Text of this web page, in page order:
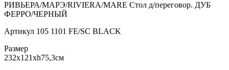
РИВЬЕРА/МАРЭ/RIVIERA/MARE Стол д/переговор. ДУБ
ФЕРРО/ЧЕРНЫЙ
Артикул 105 1101 FE/SC BLACK
Размер
232x121xh75,3см